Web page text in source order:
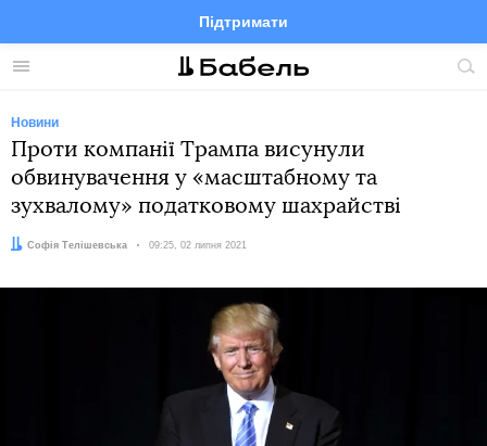
Меню
Підтримати
FacebookTelegramTwitter
Новини
Проти компанії Трампа висунули
обвинувачення у «масштабному та
зухвалому» податковому шахрайстві
Автор:
Софія Телішевська Дата:
09:25, 02 липня 2021